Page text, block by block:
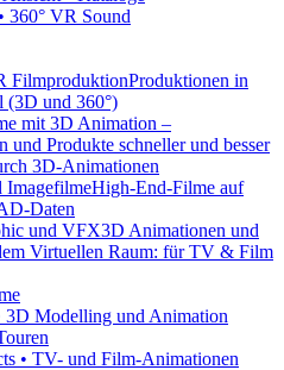
360° VR Sound
FilmproduktionProduktionen in
(3D und 360°)
mit 3D Animation –
und Produkte schneller und besser
3D-Animationen
ImagefilmeHigh-End-Filme auf
Daten
und VFX3D Animationen und
Virtuellen Raum: für TV & Film
3D Modelling und Animation
• TV- und Film-Animationen